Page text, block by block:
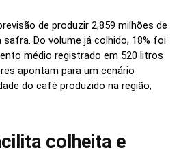
de produzir 2,859 milhões de
Do volume já colhido, 18% foi
médio registrado em 520 litros
apontam para um cenário
do café produzido na região,
colheita e